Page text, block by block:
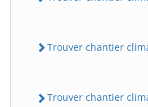
Trouver chantier
Trouver chantier